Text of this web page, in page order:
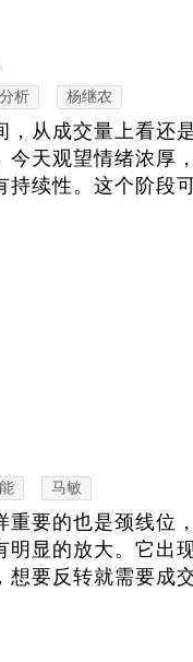
析 杨继农
从成交量上看还
天观望情绪浓厚
持续性。这个阶段
马敏
要的也是颈线位
显的放大。它出
想要反转就需要成